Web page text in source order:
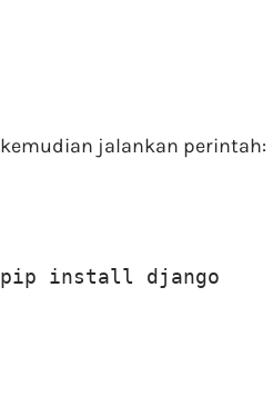
kemudian jalankan perintah:
pip install django